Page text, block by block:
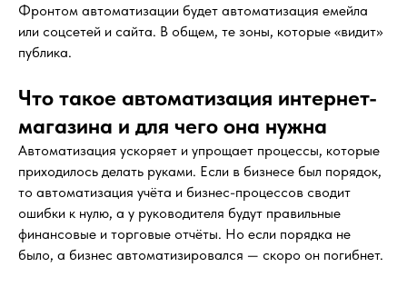
Фронтом автоматизации будет автоматизация емейла
или соцсетей и сайта. В общем, те зоны, которые «видит»
публика.
Что такое автоматизация интернет-
магазина и для чего она нужна
Автоматизация ускоряет и упрощает процессы, которые
приходилось делать руками. Если в бизнесе был порядок,
то автоматизация учёта и бизнес-процессов сводит
ошибки к нулю, а у руководителя будут правильные
финансовые и торговые отчёты. Но если порядка не
было, а бизнес автоматизировался — скоро он погибнет.